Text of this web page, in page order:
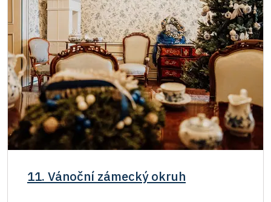
11. Vánoční zámecký okruh